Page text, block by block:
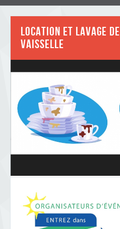
Location et lavage de
vaisselle